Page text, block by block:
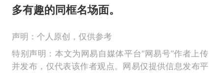
多有趣的同框名场面。
声明：个人原创，仅供参考
特别声明：本文为网易自媒体平台“网易号”作者上传
并发布，仅代表该作者观点。网易仅提供信息发布平